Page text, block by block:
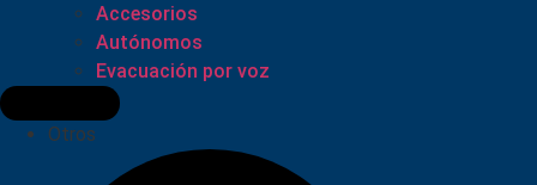
Accesorios
Autónomos
Evacuación por voz
Otros